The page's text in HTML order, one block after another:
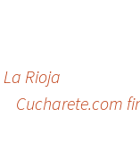
Rioja
Cucharete.com